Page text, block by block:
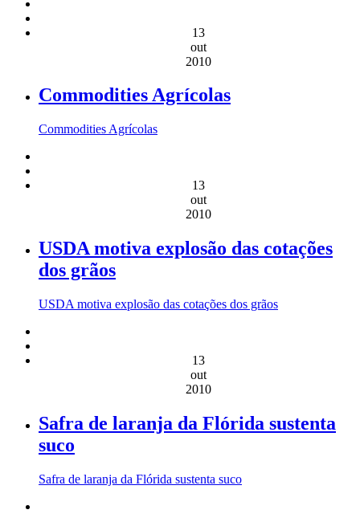
13
out
2010
Commodities Agrícolas
Commodities Agrícolas
13
out
2010
USDA motiva explosão das cotações
dos grãos
USDA motiva explosão das cotações dos grãos
13
out
2010
Safra de laranja da Flórida sustenta
suco
Safra de laranja da Flórida sustenta suco